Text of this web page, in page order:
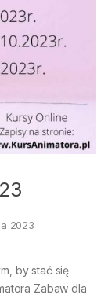
2023
by stać się
Zabaw dla